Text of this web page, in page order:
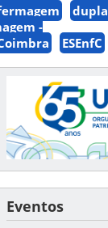
dupla
-
ESEnfC
Eventos